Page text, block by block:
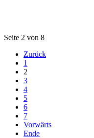
Seite 2 von 8
Zurück
1
2
3
4
5
6
7
Vorwärts
Ende